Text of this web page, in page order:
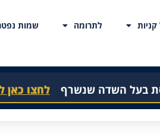
לתרומה שמות
בעל השדה שנשרף לחצו כאן